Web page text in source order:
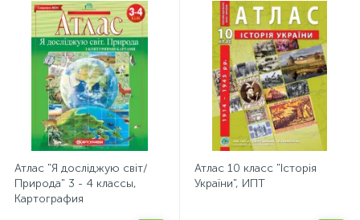
Атлас "Я досліджую світ/
Природа" 3 - 4 классы,
Картография
Атлас 10 класс "Історія
України", ИПТ